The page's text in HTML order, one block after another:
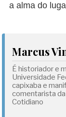
a alma do
Marcus
É historiador e
Universidade
capixaba e
comentarista
Cotidiano